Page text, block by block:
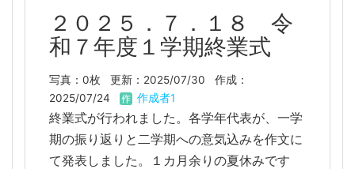
２０２５．７．１８ 令
和７年度１学期終業式
写真：0枚 更新：2025/07/30
作成：
2025/07/24
作成者1
終業式が行われました。各学年代表が、一学
期の振り返りと二学期への意気込みを作文に
て発表しました。１カ月余りの夏休みです